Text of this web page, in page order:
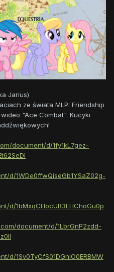
Jarius)
ze świata MLP: Friendship
"Ace Combat". Kucyki
document/d/1fy1kL7gez-
d/1WDe0ffwQiseGb1YSaZ02g-
d/1bMxqCHocUB3EHChoGu0p
document/d/1LbrGnP2zdd-
d/1Sv0TyCfS01DGnIO0ERBMW